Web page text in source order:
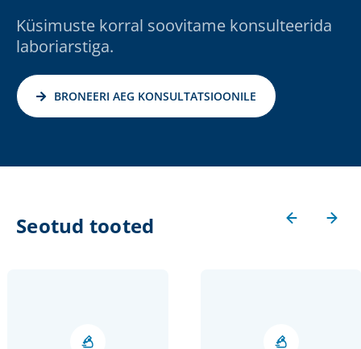
Küsimuste korral soovitame konsulteerida
laboriarstiga.
BRONEERI AEG KONSULTATSIOONILE
Seotud tooted